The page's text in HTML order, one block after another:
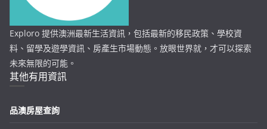
Exploro 提供澳洲最新生活資訊，包括最新的移民政策、學校資
料、留學及遊學資訊、房產生市場動態。放眼世界就，才可以探索
未來無限的可能。
其他有用資訊
品澳房屋查詢